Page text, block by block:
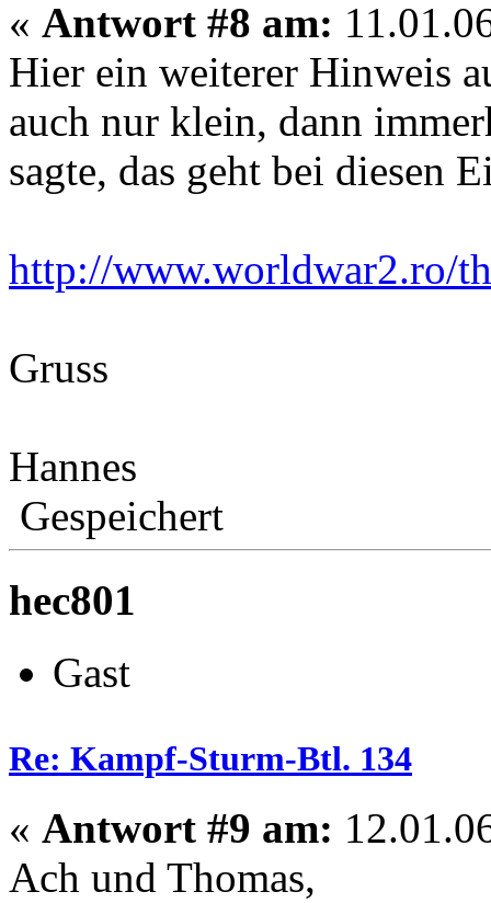
« Antwort #8 am:
Hier ein weiterer Hinweis
auch nur klein, dann
sagte, das geht bei diesen
http://www.worldwar2.ro/
Gruss
Hannes
Gespeichert
hec801
Gast
Re: Kampf-Sturm-Btl. 134
« Antwort #9 am:
Ach und Thomas,